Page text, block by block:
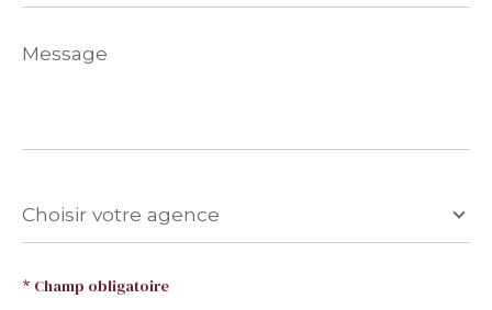
Message
*
votre
agence
Choisir votre agence
* Champ obligatoire